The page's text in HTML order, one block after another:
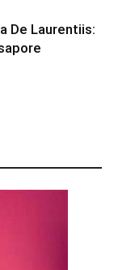
De Laurentiis: